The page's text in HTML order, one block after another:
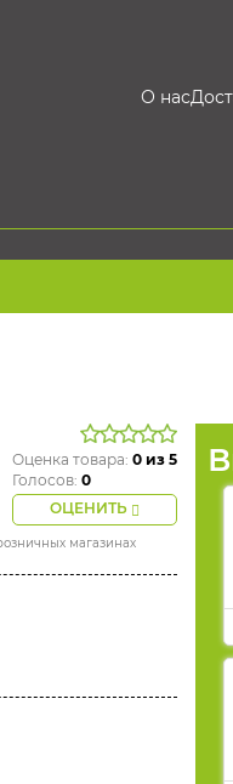
О нас
Оценка товара: 0 из 5
Голосов: 0
ОЦЕНИТЬ
магазинах